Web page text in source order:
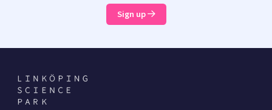
Sign up